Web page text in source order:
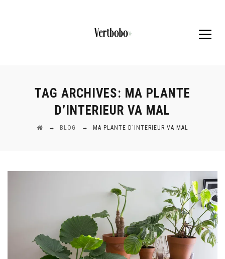
TAG ARCHIVES: MA PLANTE
D’INTERIEUR VA MAL
→ BLOG → MA PLANTE D'INTERIEUR VA MAL